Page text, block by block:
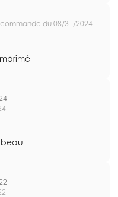
du 08/31/2024
beau